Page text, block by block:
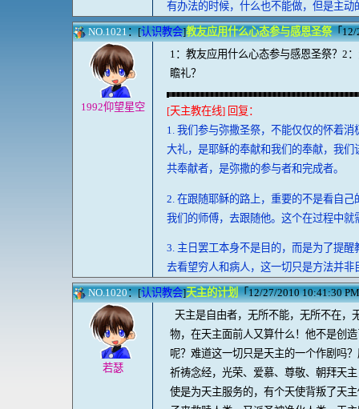
有办法的时候，什么也不能做，但是主
NO.1021：[认识教会]教友应用什么心态参与感恩圣祭「
1992仰望星空
1：教友应用什么心态参与感恩圣祭？2
瞻礼？
[天主教在线] 回复：
1. 我们参与弥撒圣祭，不能仅仅的怀着
大礼，是耶稣的奉献和我们的奉献，我
共奉献者，是弥撒的参与者和完成者。
2. 在跟随耶稣的路上，重要的不是看自
我们的师傅，去跟随他。这个在过程中
3. 主日罢工本身不是目的，而是为了提
去看望穷人和病人，这一切只是方法并非
NO.1020：[认识教会]天主的计划「12/27/2010 10:41:30
若瑟
天主是自由者，无所不能，无所不在，
物，在天主面前人又算什么！他不是创
呢？难道这一切只是天主的一个作剧吗
祈祷念经，光荣、爱慕、尊敬、朝拜天
使是为天主服务的，有个天使背叛了天